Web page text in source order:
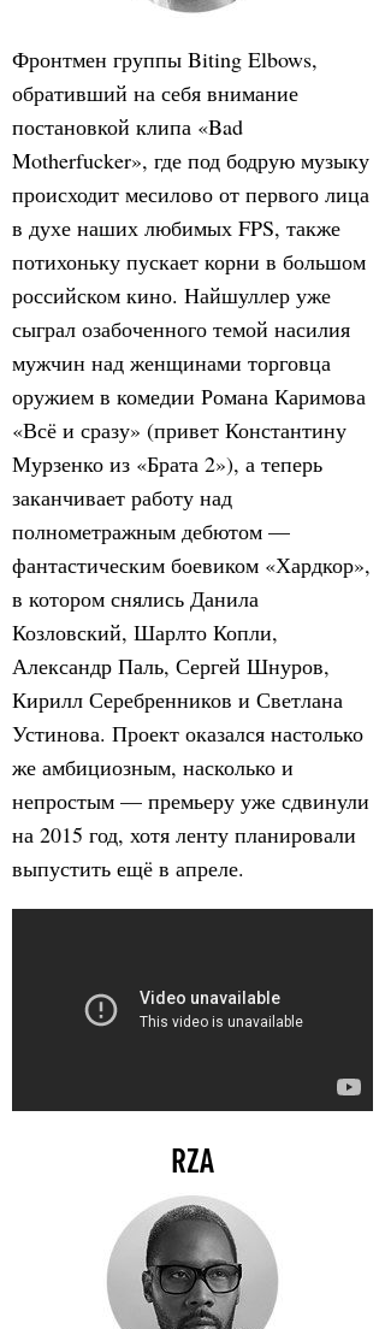
Фронтмен группы Biting Elbows,
обративший на себя внимание
постановкой клипа «Bad
Motherfucker», где под бодрую музыку
происходит месилово от первого лица
в духе наших любимых FPS, также
потихоньку пускает корни в большом
российском кино. Найшуллер уже
сыграл озабоченного темой насилия
мужчин над женщинами торговца
оружием в комедии Романа Каримова
«Всё и сразу» (привет Константину
Мурзенко из «Брата 2»), а теперь
заканчивает работу над
полнометражным дебютом —
фантастическим боевиком «Хардкор»,
в котором снялись Данила
Козловский, Шарлто Копли,
Александр Паль, Сергей Шнуров,
Кирилл Серебренников и Светлана
Устинова. Проект оказался настолько
же амбициозным, насколько и
непростым — премьеру уже сдвинули
на 2015 год, хотя ленту планировали
выпустить ещё в апреле.
RZA